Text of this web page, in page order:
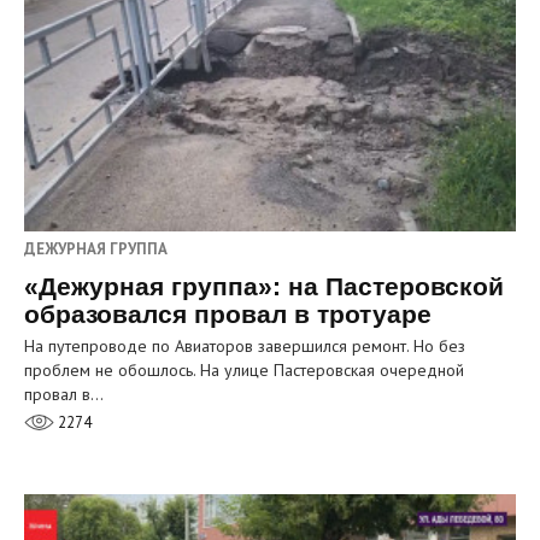
ДЕЖУРНАЯ ГРУППА
«Дежурная группа»: на Пастеровской
образовался провал в тротуаре
На путепроводе по Авиаторов завершился ремонт. Но без
проблем не обошлось. На улице Пастеровская очередной
провал в…
2274